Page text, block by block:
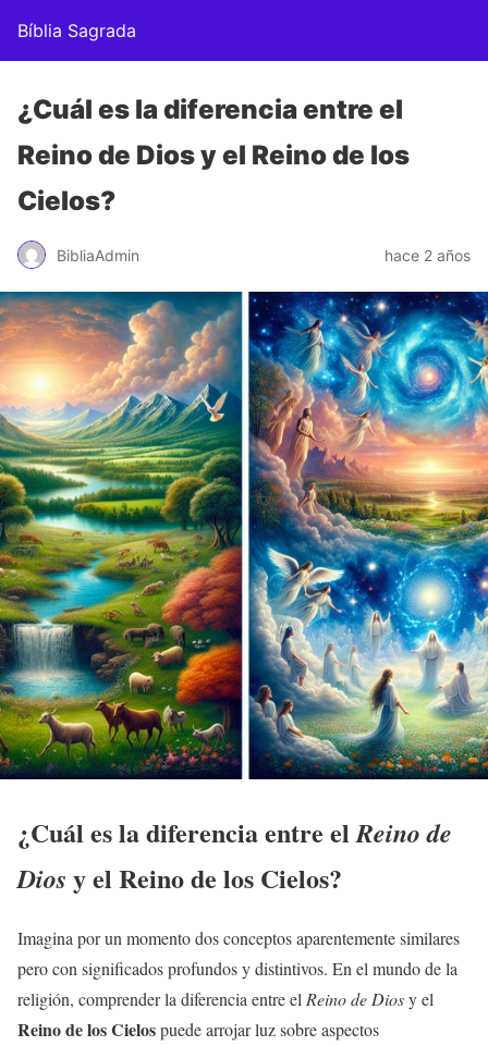
Bíblia Sagrada
¿Cuál es la diferencia entre el
Reino de Dios y el Reino de los
Cielos?
BibliaAdmin hace 2 años
¿Cuál es la diferencia entre elReino de
Dios y el Reino de los Cielos?
Imagina por un momento dos conceptos aparentemente similares
pero con significados profundos y distintivos. En el mundo de la
religión, comprender la diferencia entre el Reino de Diosy el
Reino de los Cielospuede arrojar luz sobre aspectos